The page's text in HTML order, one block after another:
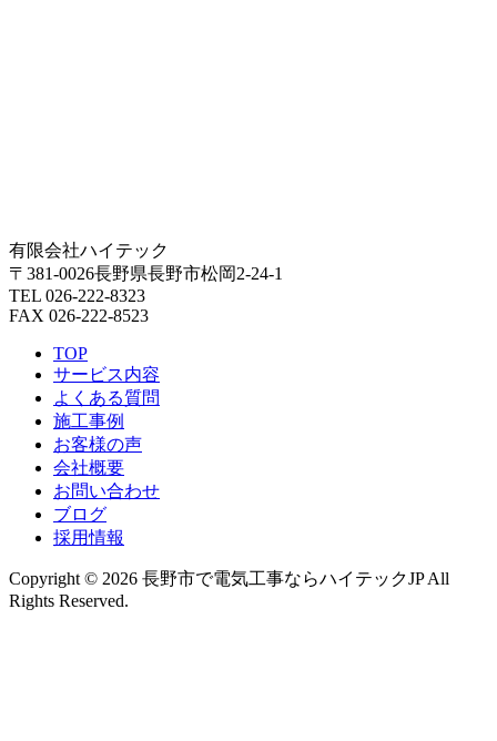
有限会社ハイテック
〒381-0026長野県長野市松岡2-24-1
TEL 026-222-8323
FAX 026-222-8523
TOP
サービス内容
よくある質問
施工事例
お客様の声
会社概要
お問い合わせ
ブログ
採用情報
Copyright © 2026 長野市で電気工事ならハイテックJP All
Rights Reserved.